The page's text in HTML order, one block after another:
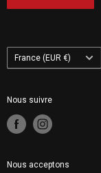
Customhoj Pologne
Pays/région
France (EUR €)
Nous suivre
Nous acceptons